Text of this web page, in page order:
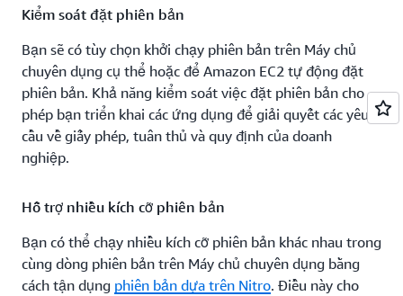
Kiểm soát đặt phiên bản
Bạn sẽ có tùy chọn khởi chạy phiên bản trên Máy chủ
chuyên dụng cụ thể hoặc để Amazon EC2 tự động đặt
phiên bản. Khả năng kiểm soát việc đặt phiên bản cho
phép bạn triển khai các ứng dụng để giải quyết các yêu
cầu về giấy phép, tuân thủ và quy định của doanh
nghiệp.
Hỗ trợ nhiều kích cỡ phiên bản
Bạn có thể chạy nhiều kích cỡ phiên bản khác nhau trong
cùng dòng phiên bản trên Máy chủ chuyên dụng bằng
cách tận dụng phiên bản dựa trên Nitro. Điều này cho